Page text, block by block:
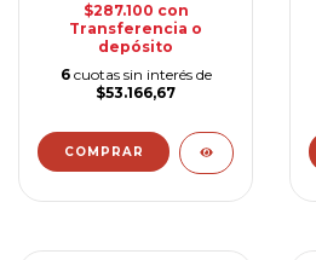
$287.100 con
Transferencia o
depósito
6 cuotas sin interés de
$53.166,67